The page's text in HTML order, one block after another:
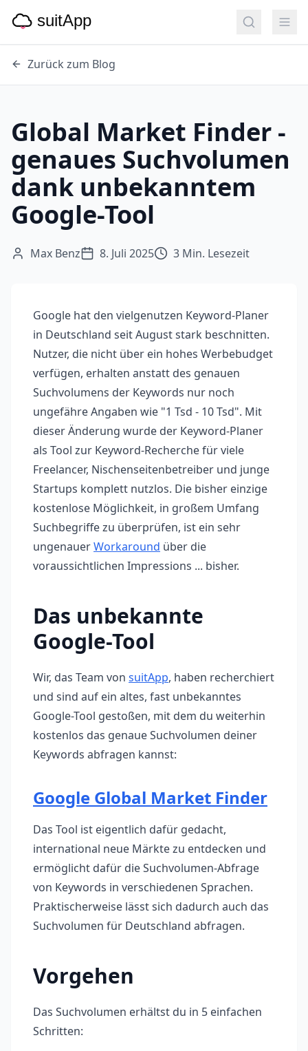
Zurück zum Blog
Global Market Finder -
genaues Suchvolumen
dank unbekanntem
Google-Tool
Max Benz 8. Juli 2025 3 Min. Lesezeit
Google hat den vielgenutzen Keyword-Planer
in Deutschland seit August stark beschnitten.
Nutzer, die nicht über ein hohes Werbebudget
verfügen, erhalten anstatt des genauen
Suchvolumens der Keywords nur noch
ungefähre Angaben wie "1 Tsd - 10 Tsd". Mit
dieser Änderung wurde der Keyword-Planer
als Tool zur Keyword-Recherche für viele
Freelancer, Nischenseitenbetreiber und junge
Startups komplett nutzlos. Die bisher einzige
kostenlose Möglichkeit, in großem Umfang
Suchbegriffe zu überprüfen, ist ein sehr
ungenauerWorkaround über die
voraussichtlichen Impressions ... bisher.
Das unbekannte
Google-Tool
Wir, das Team von suitApp, haben recherchiert
und sind auf ein altes, fast unbekanntes
Google-Tool gestoßen, mit dem du weiterhin
kostenlos das genaue Suchvolumen deiner
Keywords abfragen kannst:
Google Global Market Finder
Das Tool ist eigentlich dafür gedacht,
international neue Märkte zu entdecken und
ermöglicht dafür die Suchvolumen-Abfrage
von Keywords in verschiedenen Sprachen.
Praktischerweise lässt sich dadurch auch das
Suchvolumen für Deutschland abfragen.
Vorgehen
Das Suchvolumen erhältst du in 5 einfachen
Schritten: